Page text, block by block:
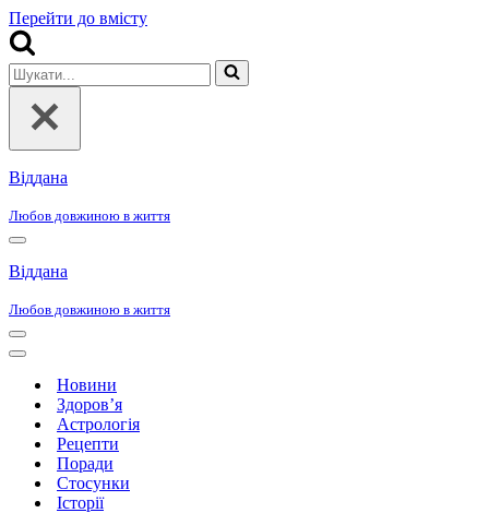
Перейти до вмісту
Шукати...
Віддана
Любов довжиною в життя
Меню
навігації
Віддана
Любов довжиною в життя
Меню
навігації
Меню
навігаціїНовини
Здоров’я
Астрологія
Рецепти
Поради
Стосунки
Історії